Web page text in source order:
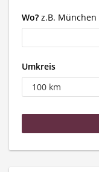
Wo? z.B. München
Umkreis